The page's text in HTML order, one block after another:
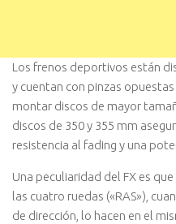
Los frenos deportivos están
y cuentan con pinzas
montar discos de mayor
discos de 350 y 355 mm
resistencia al fading y una
Una peculiaridad del FX es
las cuatro ruedas («RAS»),
de dirección, lo hacen en el